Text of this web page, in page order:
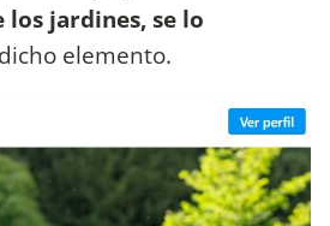
jardines, se lo
elemento.